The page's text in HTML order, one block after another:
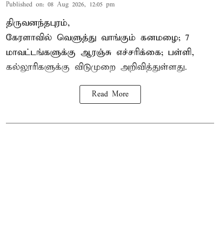
Published on: 08 Aug 2026, 12:05 pm
திருவனந்தபுரம்,
கேரளாவில் வெளுத்து வாங்கும் கனமழை; 7
மாவட்டங்களுக்கு ஆரஞ்சு எச்சரிக்கை; பள்ளி,
கல்லூரிகளுக்கு விடுமுறை அறிவித்துள்ளது.
Read More